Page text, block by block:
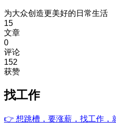
为大众创造更美好的日常生活
15
文章
0
评论
152
获赞
找工作
👉 想跳槽，要涨薪，找工作，